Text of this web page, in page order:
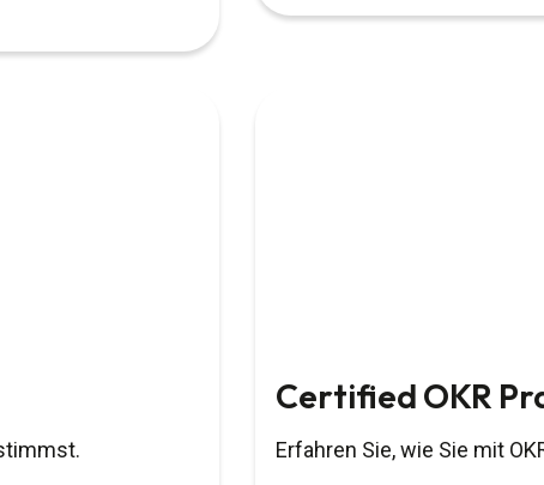
Certified OKR
Erfahren Sie, wie Sie mit